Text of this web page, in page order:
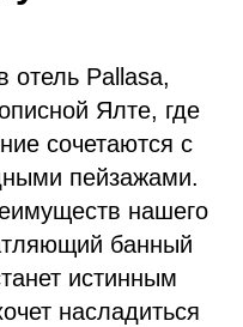
отель Pallasa,
Ялте, где
сочетаются с
пейзажами.
нашего
банный
истинным
насладиться